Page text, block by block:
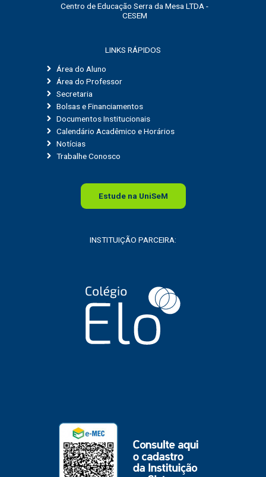
Centro de Educação Serra da Mesa LTDA -
CESEM
LINKS RÁPIDOS
Área do Aluno
Área do Professor
Secretaria
Bolsas e Financiamentos
Documentos Institucionais
Calendário Acadêmico e Horários
Notícias
Trabalhe Conosco
Estude na UniSeM
INSTITUIÇÃO PARCEIRA: